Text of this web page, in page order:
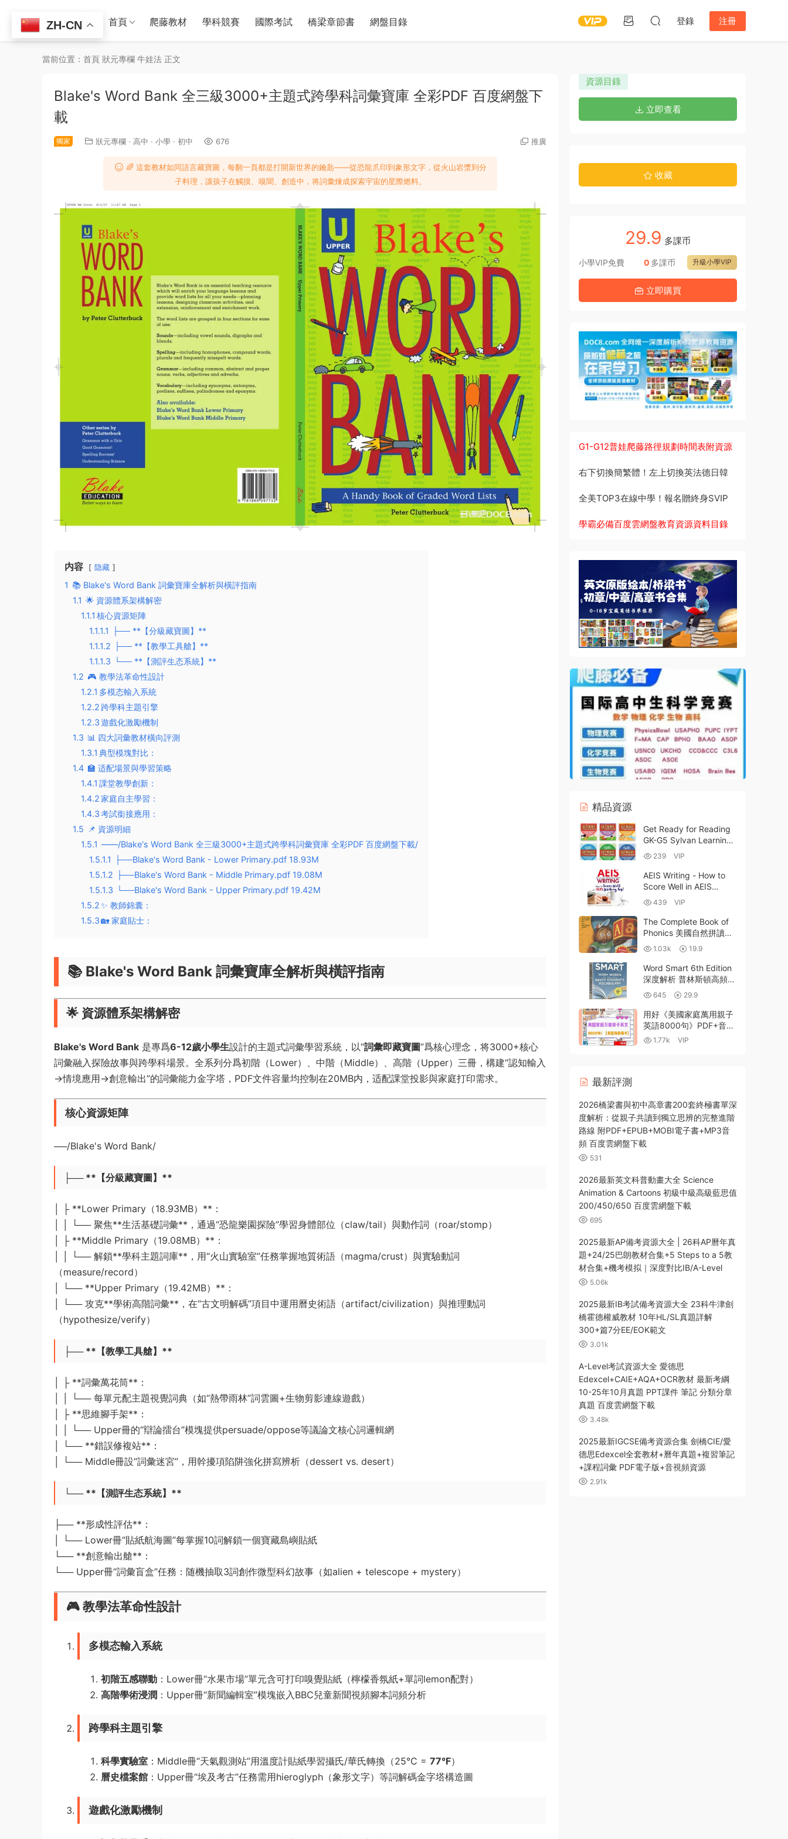
首頁 爬藤教材 學科競賽 國際考試 橋梁章節書 網盤目錄 登錄 注冊
當前位置： 首頁 狀元專欄 牛娃法 正文
Blake's Word Bank 全三級3000+主題式跨學科詞彙寶庫 全彩PDF 百度網盤下
載
獨家 狀元專欄 · 高中 · 小學 · 初中 676 推廣
🌈 這套教材如同語言藏寶圖，每翻一頁都是打開新世界的鑰匙——從恐龍爪印到象形文字，從火山岩漿到分
子料理，讓孩子在觸摸、嗅聞、創造中，将詞彙煉成探索宇宙的星際燃料。
内容 隐藏
1 📚 ​​Blake's Word Bank 詞彙寶庫全解析與橫評指南​​
1.1 🌟 ​​資源體系架構解密​​
1.1.1 ​​核心資源矩陣​​
1.1.1.1
├── **【分級藏寶圖】**
1.1.1.2
├── **【教學工具艙】**
1.1.1.3
└── **【測評生态系統】**
1.2 🎮 ​​教學法革命性設計​​
1.2.1 ​​多模态輸入系統​​
1.2.2​​跨學科主題引擎​​
1.2.3​​遊戲化激勵機制​​
1.3 📊 ​​四大詞彙教材橫向評測​​
1.3.1 ​​典型模塊對比​​：
1.4 🏫 ​​适配場景與學習策略​​
1.4.1 ​​課堂教學創新​​：
1.4.2​​家庭自主學習​​：
1.4.3​​考試銜接應用​​：
1.5 📌 ​資源明細
1.5.1 ——/Blake's Word Bank 全三級3000+主題式跨學科詞彙寶庫 全彩PDF 百度網盤下載/
1.5.1.1
├──Blake's Word Bank - Lower Primary.pdf 18.93M
1.5.1.2
├──Blake's Word Bank - Middle Primary.pdf 19.08M
1.5.1.3
└──Blake's Word Bank - Upper Primary.pdf 19.42M
1.5.2​​✨ 教師錦囊​​：
1.5.3​​🏡 家庭貼士​​：
📚 ​ ​Blake's Word Bank 詞彙寶庫全解析與橫評指南​
🌟 ​ ​資源體系架構解密​
​Blake's Word Bank​ ​ 是專爲​​6-12歲小學生​​設計的主題式詞彙學習系統，以“​​詞彙即藏寶圖​​”爲核心理念，将3000+核心
詞彙融入探險故事與跨學科場景。全系列分爲初階（Lower）、中階（Middle）、高階（Upper）三冊，構建“認知輸入
→情境應用→創意輸出”的詞彙能力金字塔，PDF文件容量均控制在20MB内，适配課堂投影與家庭打印需求。
​核心資源矩陣​
──/Blake's Word Bank/
├── **【分級藏寶圖】**
│ ├️ **Lower Primary（18.93MB）**：
│ │ └── 聚焦**生活基礎詞彙**，通過“恐龍樂園探險”學習身體部位（claw/tail）與動作詞（roar/stomp）
│ ├️ **Middle Primary（19.08MB）**：
│ │ └── 解鎖**學科主題詞庫**，用“火山實驗室”任務掌握地質術語（magma/crust）與實驗動詞
（measure/record）
│ └── **Upper Primary（19.42MB）**：
│ └── 攻克**學術高階詞彙**，在“古文明解碼”項目中運用曆史術語（artifact/civilization）與推理動詞
（hypothesize/verify）
├── **【教學工具艙】**
│ ├️ **詞彙萬花筒**：
│ │ └── 每單元配主題視覺詞典（如“熱帶雨林”詞雲圖+生物剪影連線遊戲）
│ ├️ **思維腳手架**：
│ │ └── Upper冊的“辯論擂台”模塊提供persuade/oppose等議論文核心詞邏輯網
│ └── **錯誤修複站**：
│ └── Middle冊設“詞彙迷宮”，用幹擾項陷阱強化拼寫辨析（dessert vs. desert）
└── **【測評生态系統】**
├── **形成性評估**：
│ └── Lower冊“貼紙航海圖”每掌握10詞解鎖一個寶藏島嶼貼紙
└── **創意輸出艙**：
└── Upper冊“詞彙盲盒”任務：随機抽取3詞創作微型科幻故事（如alien + telescope + mystery）
🎮 ​ ​教學法革命性設計​
​多模态輸入系統​
​初階五感聯動​ ​：Lower冊“水果市場”單元含可打印嗅覺貼紙（檸檬香氛紙+單詞lemon配對）
​高階學術浸潤​ ​：Upper冊“新聞編輯室”模塊嵌入BBC兒童新聞視頻腳本詞頻分析
​跨學科主題引擎​
​科學實驗室​ ​：Middle冊“天氣觀測站”用溫度計貼紙學習攝氏/華氏轉換（25°C = ​ ​77°F​​）
​曆史檔案館​ ​：Upper冊“埃及考古”任務需用hieroglyph（象形文字）等詞解碼金字塔構造圖
​遊戲化激勵機制​
資源目錄
立即查看
收藏
29.9 多課币
小學VIP免費 升級小學VIP
0 多課币
立即購買
G1-G12普娃爬藤路徑規劃時間表附資源
右下切換簡繁體！左上切換英法德日韓
全美TOP3在線中學！報名贈終身SVIP
學霸必備百度雲網盤教育資源資料目錄
精品資源
Get Ready for Reading
GK-G5 Sylvan Learning
美國小學閱讀技巧練習冊
深度解析 PDF電子版 百
度雲網盤下載
239 VIP
AEIS Writing - How to
Score Well in AEIS
Writing Test 新加坡AEIS
考試初中英語寫作優秀範
文原版教材PDF電子版下
載
439 VIP
The Complete Book of
Phonics 美國自然拼讀詞
典級圖文教材 高清PDF
百度網盤下載
1.03k 19.9
Word Smart 6th Edition
深度解析 普林斯頓高頻詞
彙書 SAT/ACT/托福/雅
思/GRE詞彙提分神器 全
彩PDF 百度網盤下載
645 29.9
用好《美國家庭萬用親子
英語8000句》PDF+音視
頻+彩色牆卡，給孩子創
1.77k VIP
最新評測
2026橋梁書與初中高章書200套終極書單深
度解析：從親子共讀到獨立思辨的完整進階
路線 附PDF+EPUB+MOBI電子書+MP3音
頻 百度雲網盤下載
531
2026最新英文科普動畫大全 Science
Animation & Cartoons 初級中級高級藍思值
200/450/650 百度雲網盤下載
695
2025最新AP備考資源大全 | 26科AP曆年真
題+24/25巴朗教材合集+5 Steps to a 5教
材合集+機考模拟｜深度對比IB/A-Level
5.06k
2025最新IB考試備考資源大全 23科牛津劍
橋霍德權威教材 10年HL/SL真題詳解
300+篇7分EE/EOK範文
3.01k
A-Level考試資源大全 愛德思
Edexcel+CAIE+AQA+OCR教材 最新考綱
10-25年10月真題 PPT課件 筆記 分類分章
真題 百度雲網盤下載
3.48k
2025最新IGCSE備考資源合集 劍橋CIE/愛
德思Edexcel全套教材+曆年真題+複習筆記
+課程詞彙 PDF電子版+音視頻資源
2.91k
ZH-CN